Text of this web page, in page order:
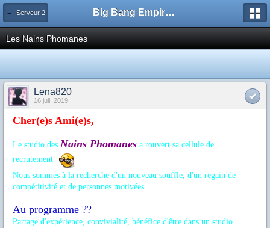
← Serveur 2 Big Bang Empire - Forum
Les Nains Phomanes
Lena820
16 juil. 2019
Cher(e)s Ami(e)s,
Le studio des Nains Phomanes a rouvert sa cellule de
recrutement
Nous sommes à la recherche d'un nouveau souffle, d'un regain de
compétitivité et de personnes motivées
Au programme ??
Partage d'expérience, convivialité, bénéfice d'être dans un studio